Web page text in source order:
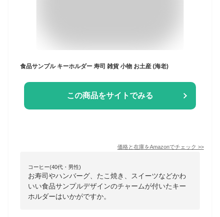
食品サンプル キーホルダー 寿司 雑貨 小物 お土産 (海老)
この商品をサイトでみる
価格と在庫をAmazonでチェック >>
コーヒー(40代・男性)
お寿司やハンバーグ、たこ焼き、スイーツなどかわ
いい食品サンプルデザインのチャームが付いたキー
ホルダーはいかがですか。